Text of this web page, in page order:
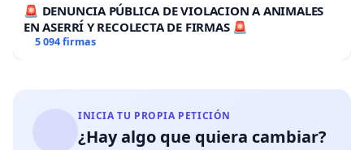
🚨 DENUNCIA PÚBLICA DE VIOLACION A ANIMALES
EN ASERRÍ Y RECOLECTA DE FIRMAS 🚨
5 094 firmas
INICIA TU PROPIA PETICIÓN
¿Hay algo que quiera cambiar?